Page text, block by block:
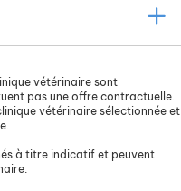
vétérinaire sont
pas une offre contractuelle.
vétérinaire sélectionnée et
à titre indicatif et peuvent